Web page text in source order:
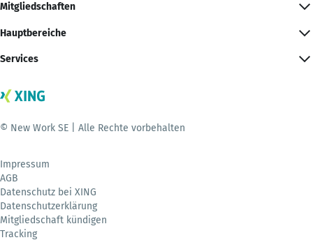
Mitgliedschaften
Hauptbereiche
Services
© New Work SE | Alle Rechte vorbehalten
Impressum
AGB
Datenschutz bei XING
Datenschutzerklärung
Mitgliedschaft kündigen
Tracking